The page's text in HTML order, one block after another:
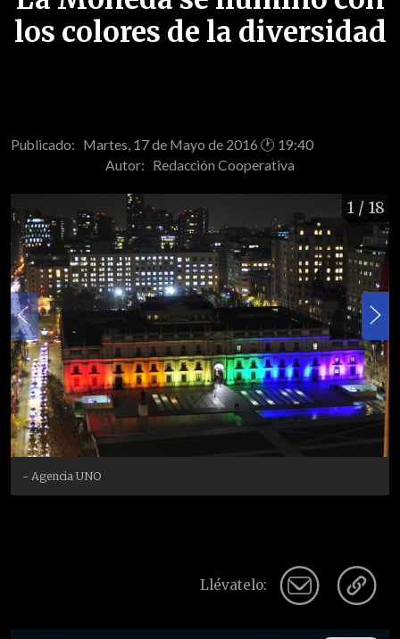
los colores de la diversidad
Publicado: Martes, 17 de Mayo de 2016 🕐 19:40
Autor: Redacción Cooperativa
1 / 18
- Agencia UNO
Llévatelo: